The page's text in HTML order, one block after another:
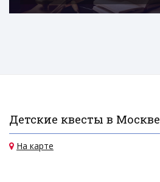
Детские квесты в Москве
На карте